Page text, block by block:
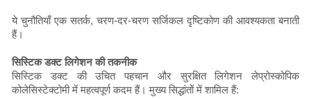
ये चुनौतियाँ एक सतर्क, चरण-दर-चरण सर्जिकल दृष्टिकोण की आवश्यकता बनाती
हैं।
सिस्टिक डक्ट लिगेशन की तकनीक
सिस्टिक डक्ट की उचित पहचान और सुरक्षित लिगेशन लेप्रोस्कोपिक
कोलेसिस्टेक्टोमी में महत्वपूर्ण कदम हैं। मुख्य सिद्धांतों में शामिल हैं: